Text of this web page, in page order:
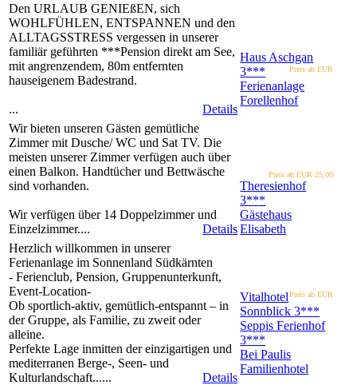
Den URLAUB GENIEßEN, sich
WOHLFÜHLEN, ENTSPANNEN und den
ALLTAGSSTRESS vergessen in unserer
familiär geführten ***Pension direkt am See,
mit angrenzendem, 80m entfernten
hauseigenem Badestrand.
... Details
Haus Aschgan
3***
Preis ab EUR
Wir bieten unseren Gästen gemütliche
Zimmer mit Dusche/ WC und Sat TV. Die
meisten unserer Zimmer verfügen auch über
einen Balkon. Handtücher und Bettwäsche
sind vorhanden.
Wir verfügen über 14 Doppelzimmer und
Einzelzimmer....
Details
Ferienanlage
Forellenhof
Preis ab EUR25,00
Herzlich willkommen in unserer
Ferienanlage im Sonnenland Südkärnten
- Ferienclub, Pension, Gruppenunterkunft,
Event-Location-
Ob sportlich-aktiv, gemütlich-entspannt – in
der Gruppe, als Familie, zu zweit oder
alleine.
Perfekte Lage inmitten der einzigartigen und
mediterranen Berge-, Seen- und
Kulturlandschaft......
Details
Theresienhof
3***
Preis ab EUR
Gästehaus
Elisabeth
Vitalhotel
Sonnblick3***
Seppis Ferienhof
3***
Bei Paulis
Familienhotel